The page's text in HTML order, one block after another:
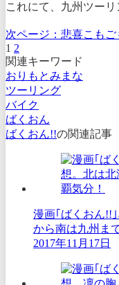
これにて、九州ツーリ
次ページ： 悲喜こもご
1 2
関連キーワード
おりもとみまな
ツーリング
バイク
ばくおん
ばくおん!!の関連記事
漫画｢ばくおん!!
から南は九州ま
2017年11月17日